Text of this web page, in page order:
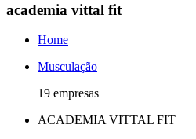
academia vittal fit
Home
Musculação
19 empresas
ACADEMIA VITTAL FIT